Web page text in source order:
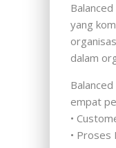
yang
dalam
empat
•
• Proses